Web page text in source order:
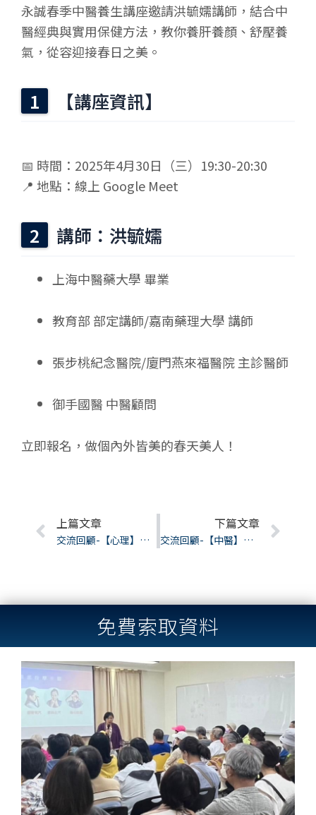
永誠春季中醫養生講座邀請洪毓嬬講師，結合中
醫經典與實用保健方法，教你養肝養顏、舒壓養
氣，從容迎接春日之美。
【講座資訊】
📅 時間：2025年4月30日（三）19:30-20:30
📍 地點：線上 Google Meet
講師：洪毓嬬
上海中醫藥大學 畢業
教育部 部定講師/嘉南藥理大學 講師
張步桃紀念醫院/廈門燕來福醫院 主診醫師
御手國醫 中醫顧問
立即報名，做個內外皆美的春天美人！
Prev
上篇文章
交流回顧-【心理】從潛意識到自我覺察：解鎖牌卡藝術療癒的跨世代心理應用
下篇文章
交流回顧-【中醫】生理模型之臨床分析｜從流汗、胃口到小便看見人體失衡
免費索取資料
Previous
Next